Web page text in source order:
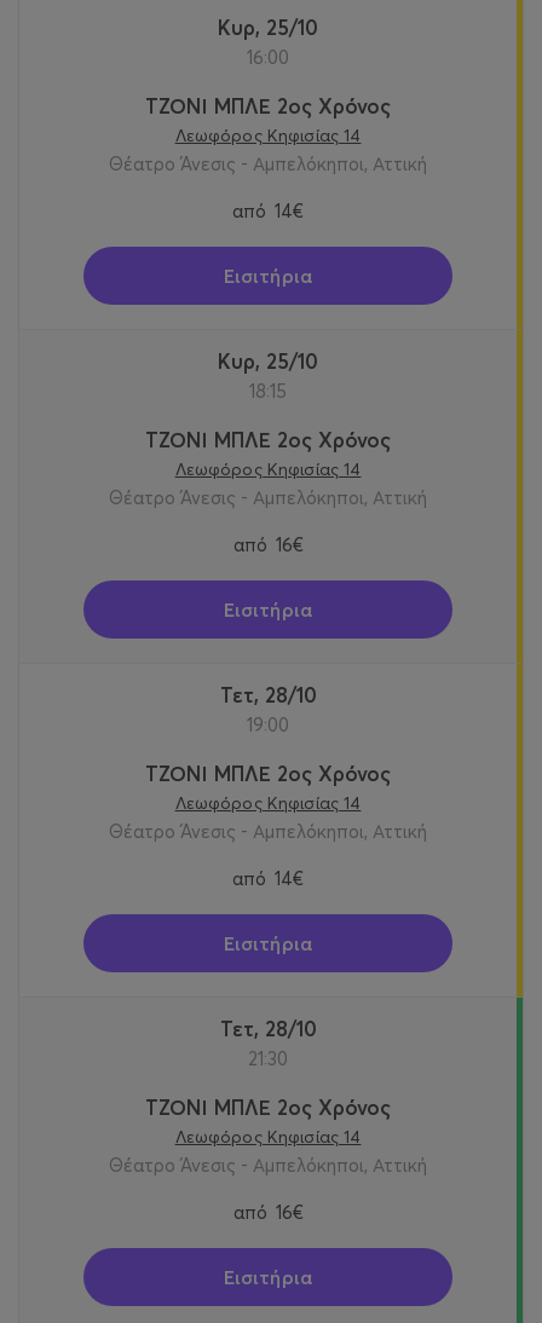
Κυρ, 25/10
16:00
ΤΖΟΝΙ ΜΠΛΕ 2ος Χρόνος
Λεωφόρος Κηφισίας 14
Θέατρο Άνεσις - Αμπελόκηποι, Αττική
από 14€
Εισιτήρια
Κυρ, 25/10
18:15
ΤΖΟΝΙ ΜΠΛΕ 2ος Χρόνος
Λεωφόρος Κηφισίας 14
Θέατρο Άνεσις - Αμπελόκηποι, Αττική
από 16€
Εισιτήρια
Τετ, 28/10
19:00
ΤΖΟΝΙ ΜΠΛΕ 2ος Χρόνος
Λεωφόρος Κηφισίας 14
Θέατρο Άνεσις - Αμπελόκηποι, Αττική
από 14€
Εισιτήρια
Τετ, 28/10
21:30
ΤΖΟΝΙ ΜΠΛΕ 2ος Χρόνος
Λεωφόρος Κηφισίας 14
Θέατρο Άνεσις - Αμπελόκηποι, Αττική
από 16€
Εισιτήρια